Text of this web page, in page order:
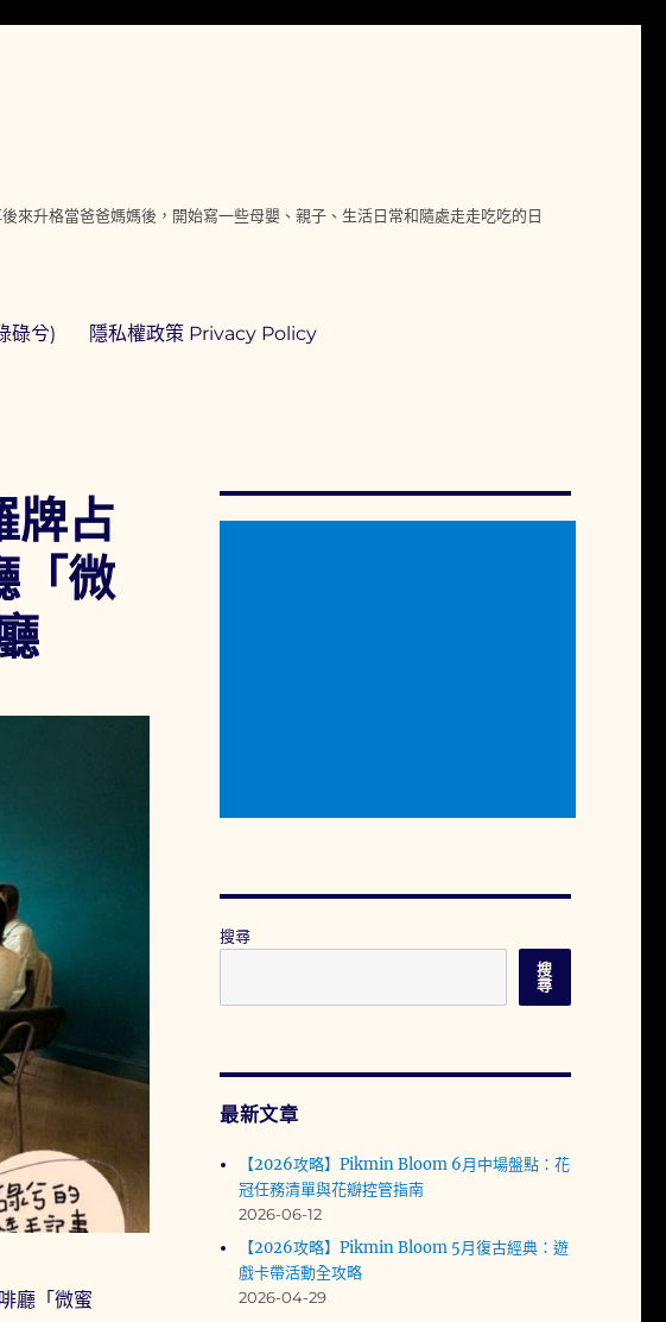
來升格當爸爸媽媽後，開始寫一些母嬰、親子、生活日常和隨處走走吃吃的日
碌兮) 隱私權政策 Privacy Policy
牌占
「微
廳「微蜜
搜尋
搜
尋
最新文章
【2026攻略】Pikmin Bloom 6月中場盤點：花
冠任務清單與花瓣控管指南
2026-06-12
【2026攻略】Pikmin Bloom 5月復古經典：遊
戲卡帶活動全攻略
2026-04-29